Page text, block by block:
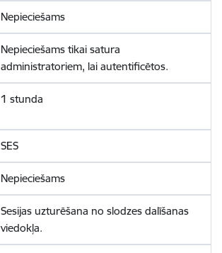
Nepieciešams
Nepieciešams tikai satura
administratoriem, lai autentificētos.
1 stunda
SES
Nepieciešams
Sesijas uzturēšana no slodzes dalīšanas
viedokļa.